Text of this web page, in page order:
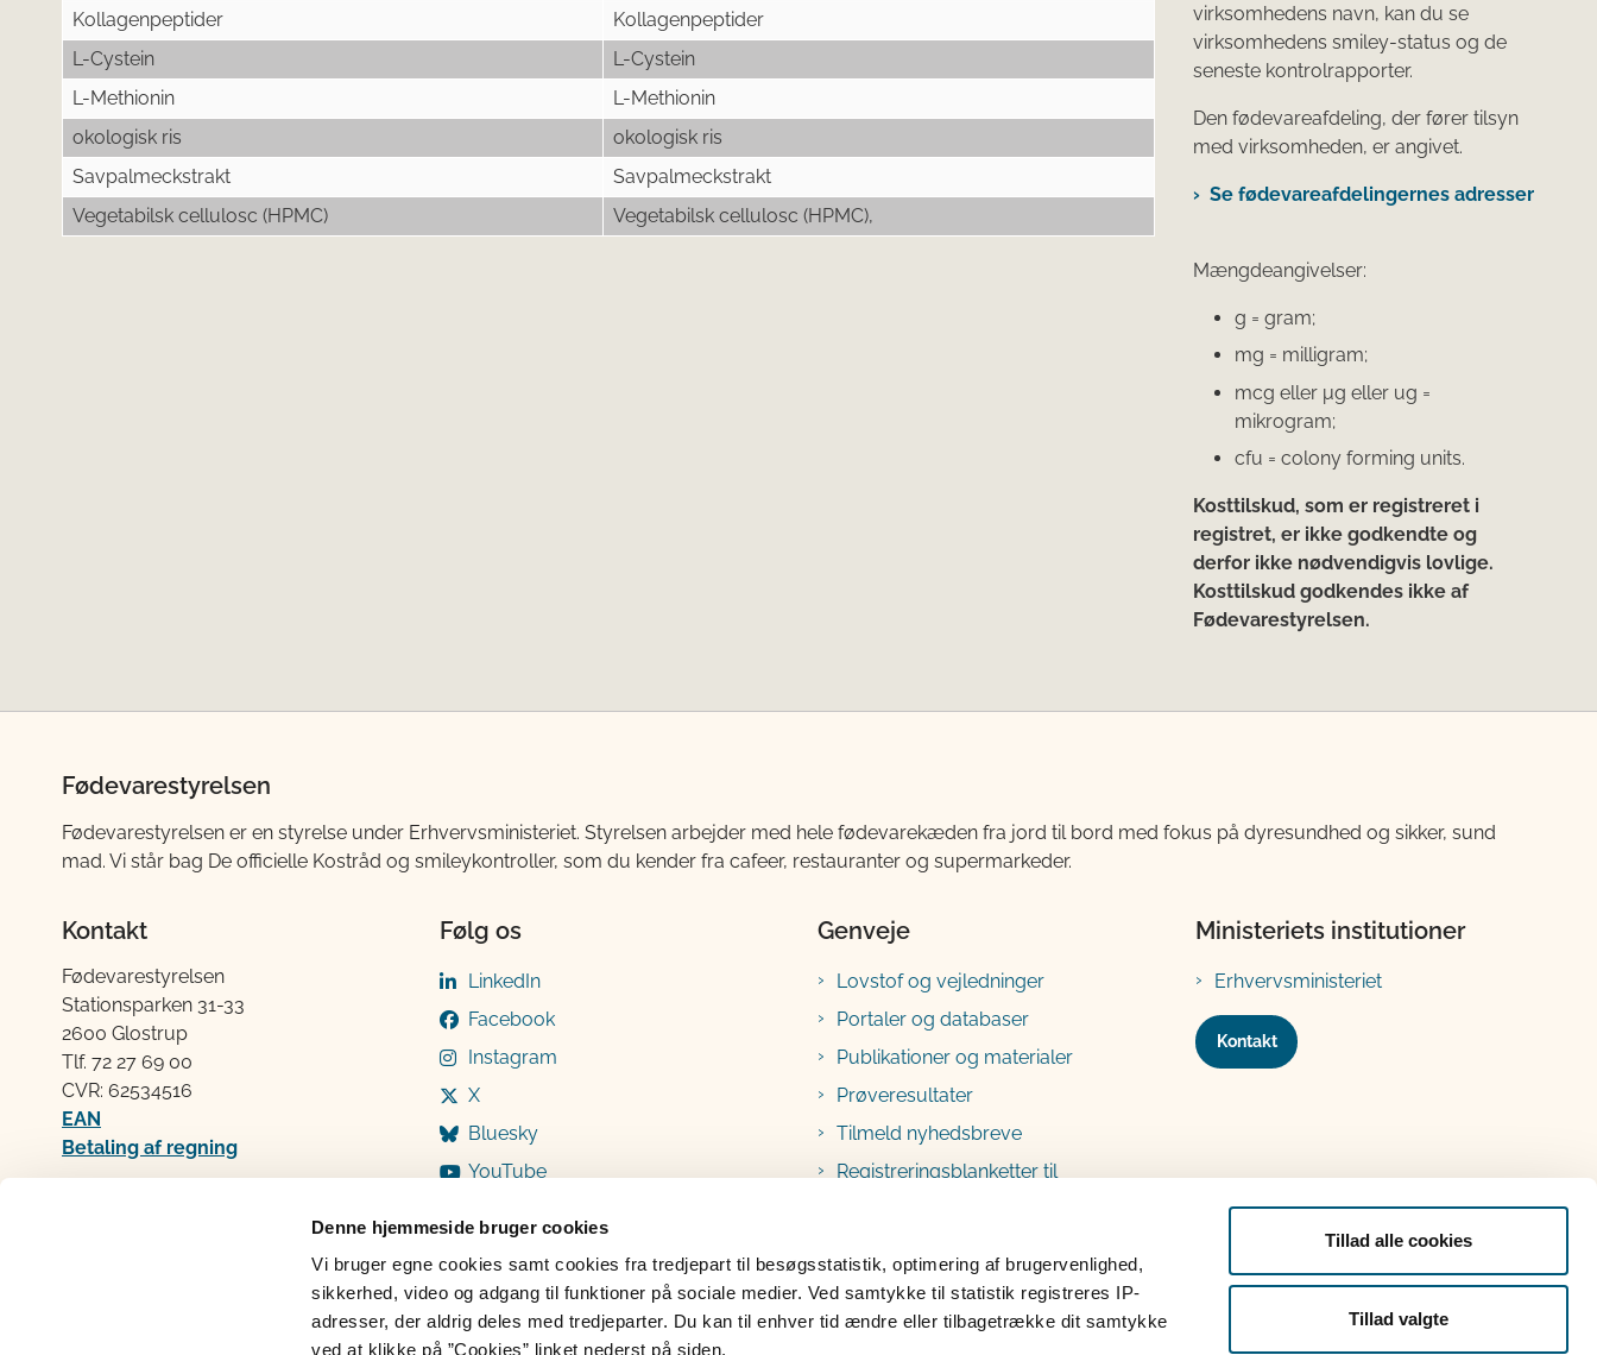
Denne hjemmeside bruger cookies
Vi bruger egne cookies samt cookies fra tredjepart til besøgsstatistik, optimering af brugervenlighed,
sikkerhed, video og adgang til funktioner på sociale medier. Ved samtykke til statistik registreres IP-
adresser, der aldrig deles med tredjeparter. Du kan til enhver tid ændre eller tilbagetrække dit samtykke
ved at klikke på ”Cookies” linket nederst på siden.
Tillad alle cookies
Tillad valgte
Kollagenpeptider
Kollagenpeptider
L-Cystein
L-Cystein
L-Methionin
L-Methionin
okologisk ris
okologisk ris
Savpalmeckstrakt
Savpalmeckstrakt
Vegetabilsk cellulosc (HPMC)
Vegetabilsk cellulosc (HPMC),
virksomhedens navn, kan du se
virksomhedens smiley-status og de
seneste kontrolrapporter.
Den fødevareafdeling, der fører tilsyn
med virksomheden, er angivet.
Se fødevareafdelingernes adresser
Mængdeangivelser:
g = gram;
mg = milligram;
mcg eller μg eller ug =
mikrogram;
cfu = colony forming units.
Kosttilskud, som er registreret i
registret, er ikke godkendte og
derfor ikke nødvendigvis lovlige.
Kosttilskud godkendes ikke af
Fødevarestyrelsen.
Fødevarestyrelsen
Fødevarestyrelsen er en styrelse under Erhvervsministeriet. Styrelsen arbejder med hele fødevarekæden fra jord til bord med fokus på dyresundhed og sikker, sund
mad. Vi står bag De officielle Kostråd og smileykontroller, som du kender fra cafeer, restauranter og supermarkeder.
Kontakt
Fødevarestyrelsen
Stationsparken 31-33
2600 Glostrup
Tlf. 72 2​​​7 69 00
CVR: 62534516
EAN
Betaling af regning
Følg os
LinkedIn
Facebook
Instagram
X
Bluesky
YouTube
Genveje
Lovstof og vejledninger
Portaler og databaser
Publikationer og materialer
Prøveresultater
Tilmeld nyhedsbreve
Registreringsblanketter til
Ministeriets institutioner
Erhvervsministeriet
Kontakt